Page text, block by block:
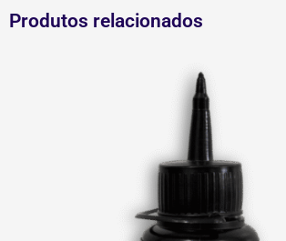
Produtos relacionados